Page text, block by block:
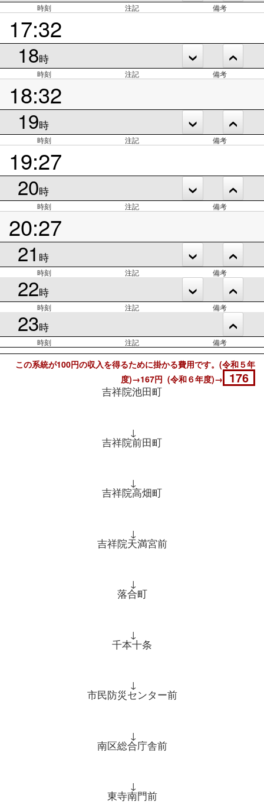
時刻 注記 備考
17:32
18時
時刻 注記 備考
18:32
19時
時刻 注記 備考
19:27
20時
時刻 注記 備考
20:27
21 時
時刻 注記 備考
22時
時刻 注記 備考
23時
時刻 注記 備考
この系統が100円の収入を得るために掛かる費用です。(令和５年
度)→167円 (令和６年度)→
176
吉祥院池田町
↓
吉祥院前田町
↓
吉祥院高畑町
↓
吉祥院天満宮前
↓
落合町
↓
千本十条
↓
市民防災センター前
↓
南区総合庁舎前
↓
東寺南門前